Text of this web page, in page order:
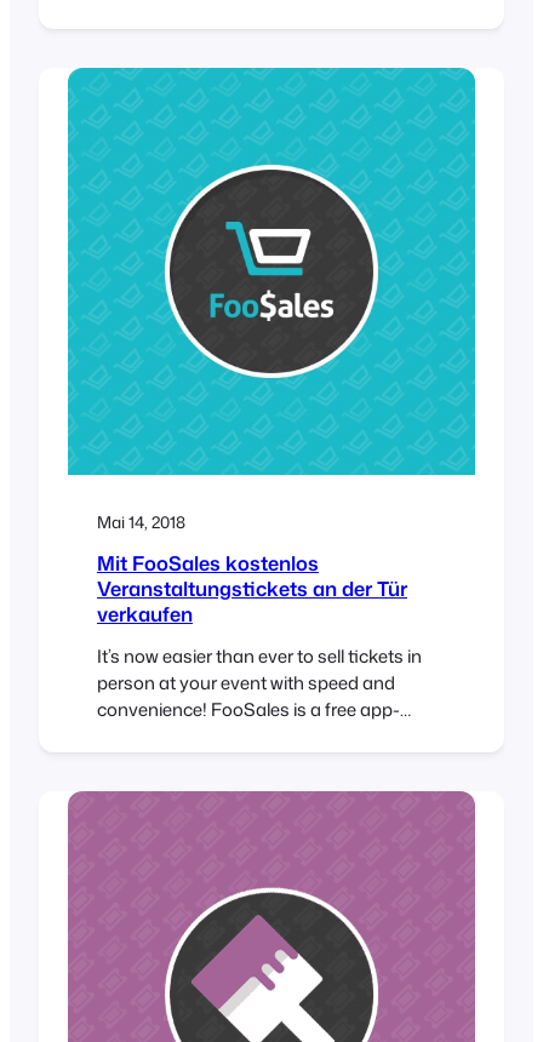
decrease in page views and a 7%
reduction in conversions. Page speed is
also an important ranking factor…
Mai 14, 2018
Mit FooSales kostenlos
Veranstaltungstickets an der Tür
verkaufen
It’s now easier than ever to sell tickets in
person at your event with speed and
convenience! FooSales is a free app-
brought you FooEvents which turns your